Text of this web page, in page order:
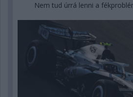
Nem tud úrrá lenni a